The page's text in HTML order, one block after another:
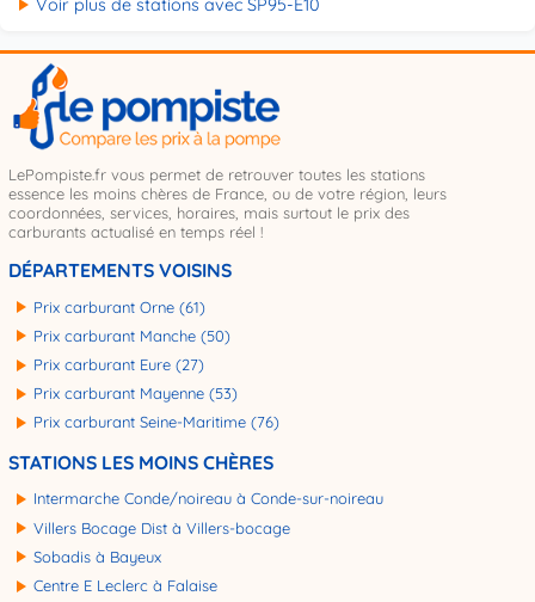
Voir plus de stations avec SP95-E10
LePompiste.fr vous permet de retrouver toutes les stations
essence les moins chères de France, ou de votre région, leurs
coordonnées, services, horaires, mais surtout le prix des
carburants actualisé en temps réel !
DÉPARTEMENTS VOISINS
Prix carburant Orne (61)
Prix carburant Manche (50)
Prix carburant Eure (27)
Prix carburant Mayenne (53)
Prix carburant Seine-Maritime (76)
STATIONS LES MOINS CHÈRES
Intermarche Conde/noireau à Conde-sur-noireau
Villers Bocage Dist à Villers-bocage
Sobadis à Bayeux
Centre E Leclerc à Falaise